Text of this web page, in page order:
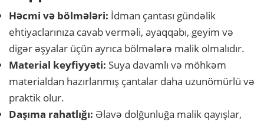
Həcmi və bölmələri: İdman çantası gündəlik
ehtiyaclarınıza cavab verməli, ayaqqabı, geyim və
digər əşyalar üçün ayrıca bölmələrə malik olmalıdır.
Material keyfiyyəti: Suya davamlı və möhkəm
materialdan hazırlanmış çantalar daha uzunömürlü və
praktik olur.
Daşıma rahatlığı: Əlavə dolğunluğa malik qayışlar,